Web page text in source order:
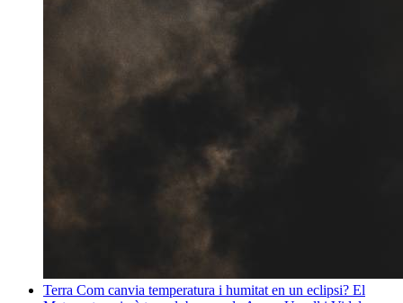
Terra Com canvia temperatura i humitat en un eclipsi? El